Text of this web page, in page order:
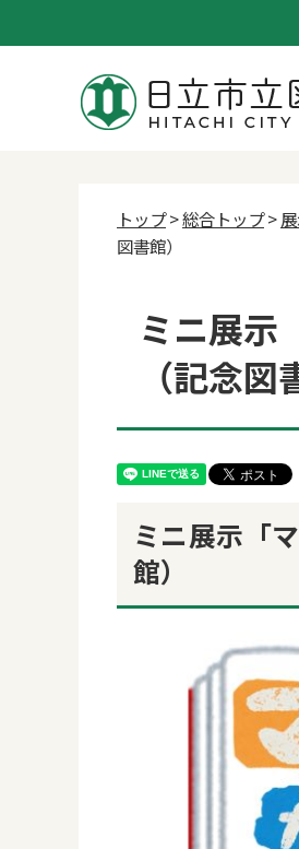
トップ>総合トップ>
図書館）
ミニ展示
（記念図
ミニ展示「
館）